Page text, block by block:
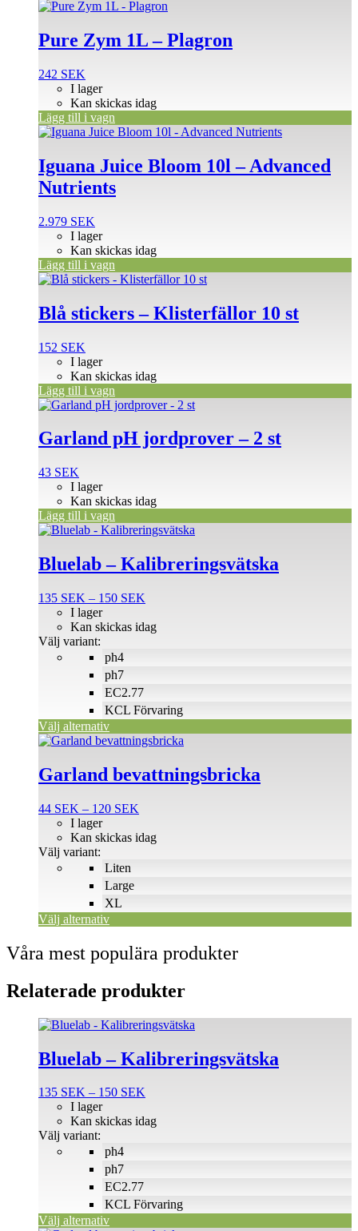
Pure Zym 1L – Plagron
242 SEK
I lager
Kan skickas idag
Lägg till i vagn
Iguana Juice Bloom 10l – Advanced
Nutrients
2.979 SEK
I lager
Kan skickas idag
Lägg till i vagn
Blå stickers – Klisterfällor 10 st
152 SEK
I lager
Kan skickas idag
Lägg till i vagn
Garland pH jordprover – 2 st
43 SEK
I lager
Kan skickas idag
Lägg till i vagn
Bluelab – Kalibreringsvätska
135 SEK – 150 SEK
till
ph4
ph7
EC2.77
KCL Förvaring
I lager
Kan skickas idag
Välj variant:
Välj alternativ
Den
produkten
har
varianter.
olika
alternativen
Garland bevattningsbricka
44 SEK – 120 SEK
till
Liten
Large
XL
I lager
Kan skickas idag
Välj variant:
Välj alternativ
Den
produkten
har
varianter.
olika
alternativen
produktsidan
Våra mest populära produkter
Relaterade produkter
Bluelab – Kalibreringsvätska
135 SEK – 150 SEK
till
ph4
ph7
EC2.77
KCL Förvaring
I lager
Kan skickas idag
Välj variant:
Välj alternativ
Den
produkten
har
varianter.
olika
alternativen